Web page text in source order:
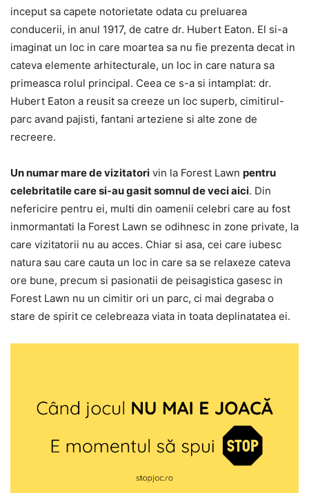
inceput sa capete notorietate odata cu preluarea
conducerii, in anul 1917, de catre dr. Hubert Eaton. El si-a
imaginat un loc in care moartea sa nu fie prezenta decat in
cateva elemente arhitecturale, un loc in care natura sa
primeasca rolul principal. Ceea ce s-a si intamplat: dr.
Hubert Eaton a reusit sa creeze un loc superb, cimitirul-
parc avand pajisti, fantani arteziene si alte zone de
recreere.
Un numar mare de vizitatori vin la Forest Lawn pentru
celebritatile care si-au gasit somnul de veci aici. Din
nefericire pentru ei, multi din oamenii celebri care au fost
inmormantati la Forest Lawn se odihnesc in zone private, la
care vizitatorii nu au acces. Chiar si asa, cei care iubesc
natura sau care cauta un loc in care sa se relaxeze cateva
ore bune, precum si pasionatii de peisagistica gasesc in
Forest Lawn nu un cimitir ori un parc, ci mai degraba o
stare de spirit ce celebreaza viata in toata deplinatatea ei.